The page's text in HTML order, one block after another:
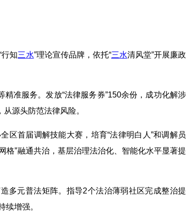
知三水”理论宣传品牌，依托“三水清风堂”开展廉政
精准服务。发放“法律服务券”150余份，成功化解涉
源头防范法律风险。
区首届调解技能大赛，培育“法律明白人”和调解员
格”融通共治，基层治理法治化、智能化水平显著提
多元普法矩阵。指导2个法治薄弱社区完成整治提
续增强。